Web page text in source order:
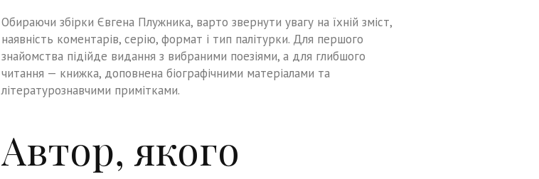
Обираючи збірки Євгена Плужника, варто звернути увагу на їхній зміст,
наявність коментарів, серію, формат і тип палітурки. Для першого
знайомства підійде видання з вибраними поезіями, а для глибшого
читання — книжка, доповнена біографічними матеріалами та
літературознавчими примітками.
Автор, якого